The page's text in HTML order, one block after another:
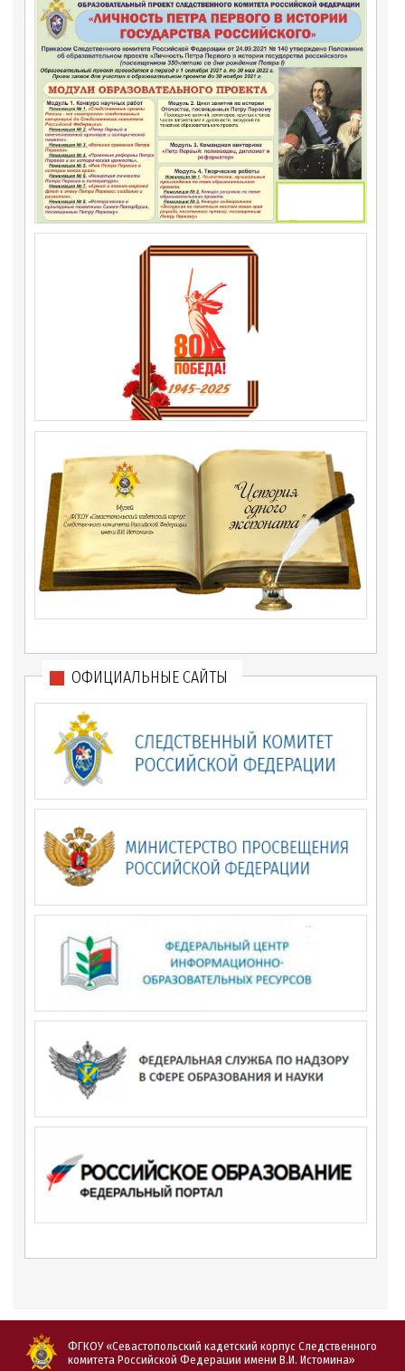
ОФИЦИАЛЬНЫЕ САЙТЫ
ФГКОУ «Севастопольский кадетский корпус Следственного
комитета Российской Федерации имени В.И. Истомина»